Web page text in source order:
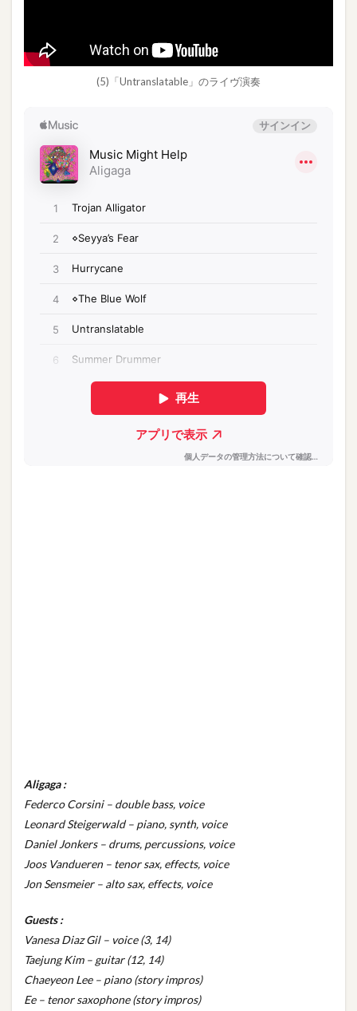
(5)「Untranslatable」のライヴ演奏
Aligaga :
Federco Corsini – double bass, voice
Leonard Steigerwald – piano, synth, voice
Daniel Jonkers – drums, percussions, voice
Joos Vandueren – tenor sax, effects, voice
Jon Sensmeier – alto sax, effects, voice
Guests :
Vanesa Diaz Gil – voice (3, 14)
Taejung Kim – guitar (12, 14)
Chaeyeon Lee – piano (story impros)
Ee – tenor saxophone (story impros)